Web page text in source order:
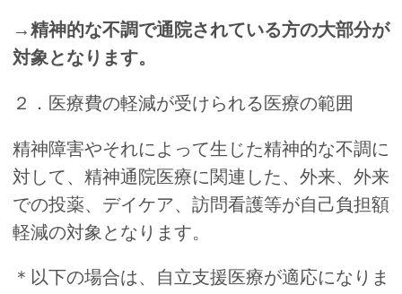
→精神的な不調で通院されている方の大部分が
対象となります。
２．医療費の軽減が受けられる医療の範囲
精神障害やそれによって生じた精神的な不調に
対して、精神通院医療に関連した、外来、外来
での投薬、デイケア、訪問看護等が自己負担額
軽減の対象となります。
＊以下の場合は、自立支援医療が適応になりま